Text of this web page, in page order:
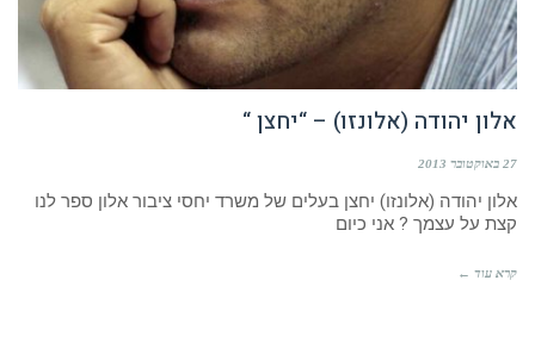
אלון יהודה (אלונזו) – “יחצן “
27 באוקטובר 2013
אלון יהודה (אלונזו) יחצן בעלים של משרד יחסי ציבור אלון ספר לנו
קצת על עצמך ? אני כיום
קרא עוד ←